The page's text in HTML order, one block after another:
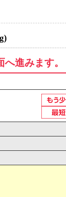
進みます。